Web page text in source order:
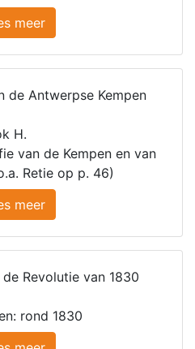
meer
de Antwerpse Kempen
H.
van de Kempen en van
Retie op p. 46)
meer
Revolutie van 1830
rond 1830